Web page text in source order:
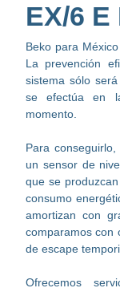
EX/6 E
Beko para
La prevención
sistema sólo
se efectúa en
momento.
Para
un sensor de
que se
consumo
amortizan con
comparamos con
de escape
Ofrecemos